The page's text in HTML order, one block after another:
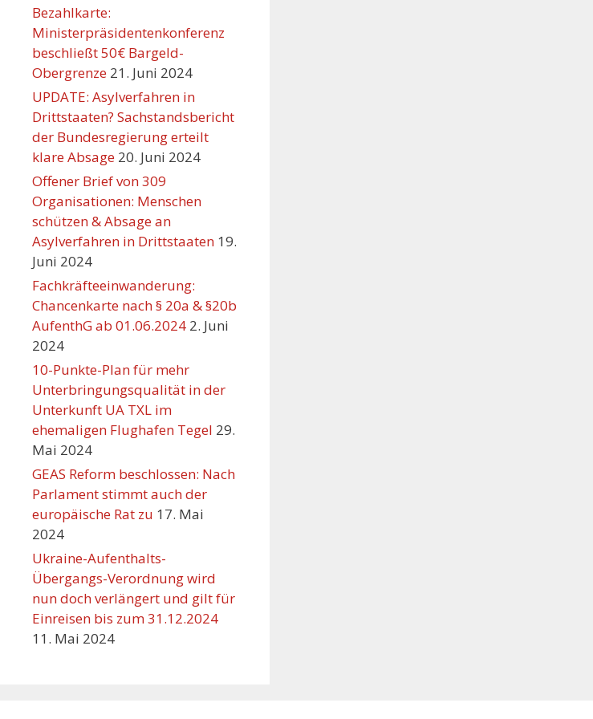
Bezahlkarte:
Ministerpräsidentenkonferenz
beschließt 50€ Bargeld-
Obergrenze 21. Juni 2024
UPDATE: Asylverfahren in
Drittstaaten? Sachstandsbericht
der Bundesregierung erteilt
klare Absage 20. Juni 2024
Offener Brief von 309
Organisationen: Menschen
schützen & Absage an
Asylverfahren in Drittstaaten 19.
Juni 2024
Fachkräfteeinwanderung:
Chancenkarte nach § 20a & §20b
AufenthG ab 01.06.2024 2. Juni
2024
10-Punkte-Plan für mehr
Unterbringungsqualität in der
Unterkunft UA TXL im
ehemaligen Flughafen Tegel 29.
Mai 2024
GEAS Reform beschlossen: Nach
Parlament stimmt auch der
europäische Rat zu 17. Mai
2024
Ukraine-Aufenthalts-
Übergangs-Verordnung wird
nun doch verlängert und gilt für
Einreisen bis zum 31.12.2024
11. Mai 2024